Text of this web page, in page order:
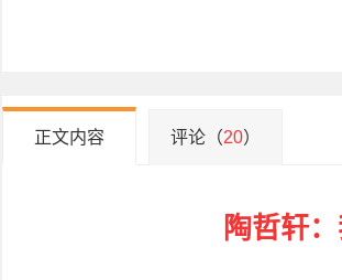
正文内容 评论（20）
陶哲轩